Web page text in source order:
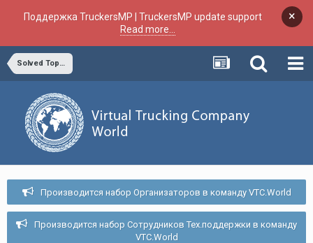
Поддержка TruckersMP | TruckersMP update support
Read more...
×
Solved Topics
Производится набор Организаторов в команду VTC.World
Производится набор Сотрудников Тех.поддержки в команду
VTC.World